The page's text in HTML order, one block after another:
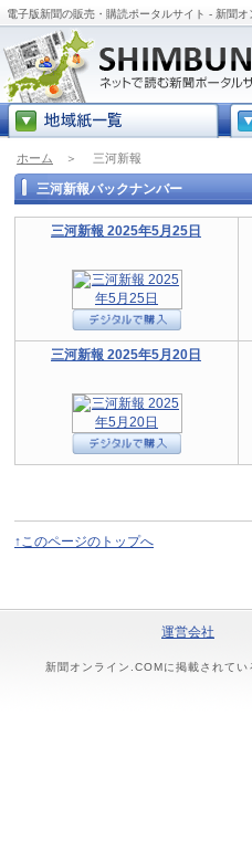
電子版新聞の販売・購読ポータルサイト - 新聞オ
ホーム ＞ 三河新報
三河新報バックナンバー
三河新報 2025年5月25日
三河新報 2025年5月20日
↑このページのトップへ
運営会社
新聞オンライン.COMに掲載されて